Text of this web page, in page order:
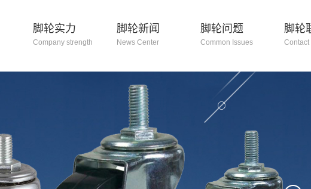
脚轮实力
Company strength
脚轮新闻
News Center
脚轮问题
Common Issues
脚轮
Contact